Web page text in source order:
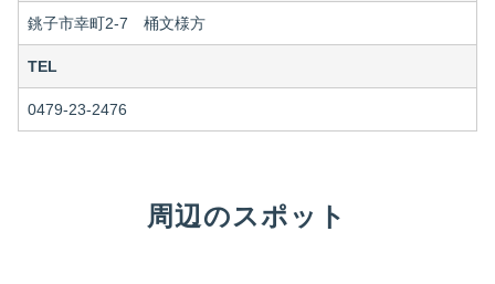
銚子市幸町2-7 桶文様方
TEL
0479-23-2476
周辺のスポット